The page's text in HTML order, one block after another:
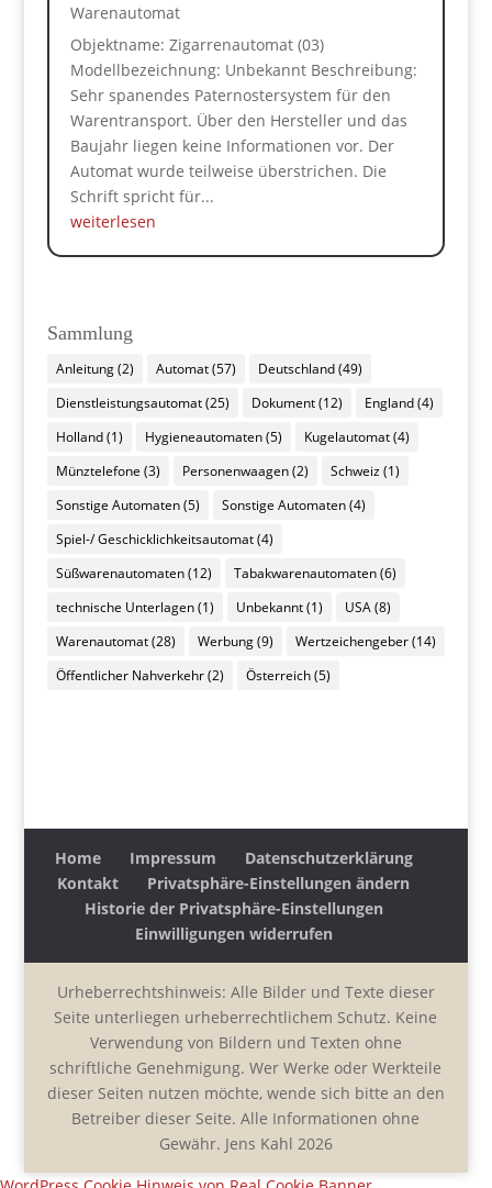
Warenautomat
Objektname: Zigarrenautomat (03)
Modellbezeichnung: Unbekannt Beschreibung:
Sehr spanendes Paternostersystem für den
Warentransport. Über den Hersteller und das
Baujahr liegen keine Informationen vor. Der
Automat wurde teilweise überstrichen. Die
Schrift spricht für...
weiterlesen
Sammlung
Anleitung(2) Automat(57) Deutschland(49)
Dienstleistungsautomat(25) Dokument(12) England(4)
Holland(1) Hygieneautomaten(5) Kugelautomat(4)
Münztelefone (3) Personenwaagen(2) Schweiz(1)
Sonstige Automaten(5) Sonstige Automaten(4)
Spiel-/ Geschicklichkeitsautomat(4)
Süßwarenautomaten(12) Tabakwarenautomaten(6)
technische Unterlagen(1) Unbekannt(1) USA(8)
Warenautomat(28) Werbung(9) Wertzeichengeber(14)
Öffentlicher Nahverkehr(2) Österreich(5)
Home Impressum
Datenschutzerklärung
Kontakt
Privatsphäre-Einstellungen ändern
Historie der Privatsphäre-Einstellungen
Einwilligungen widerrufen
Urheberrechtshinweis: Alle Bilder und Texte dieser
Seite unterliegen urheberrechtlichem Schutz. Keine
Verwendung von Bildern und Texten ohne
schriftliche Genehmigung. Wer Werke oder Werkteile
dieser Seiten nutzen möchte, wende sich bitte an den
Betreiber dieser Seite. Alle Informationen ohne
Gewähr. Jens Kahl 2026